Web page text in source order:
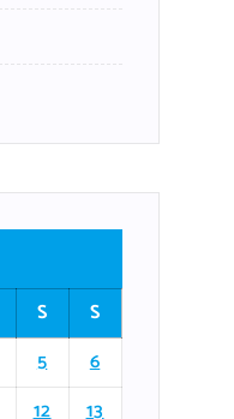
S
S
5
6
12
13